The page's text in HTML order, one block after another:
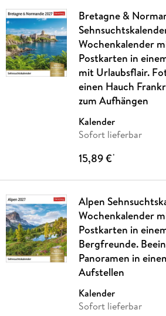
Bretagne &
Wochenkalender
Postkarten in
mit Urlaubsflair.
einen Hauch
zum Aufhängen
Kalender
Sofort lieferbar
15,89 €*
Alpen
Wochenkalender
Postkarten in
Bergfreunde.
Panoramen in
Aufstellen
Kalender
Sofort lieferbar